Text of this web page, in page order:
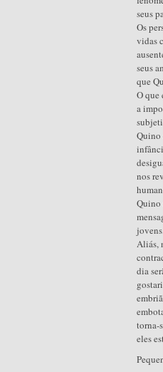
seus
Os
vidas
seus
que
O que
a
Quino
nos
Quino
jovens.
Aliás,
dia
torna-
eles